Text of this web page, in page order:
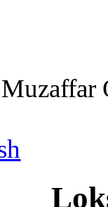
Muzaffar